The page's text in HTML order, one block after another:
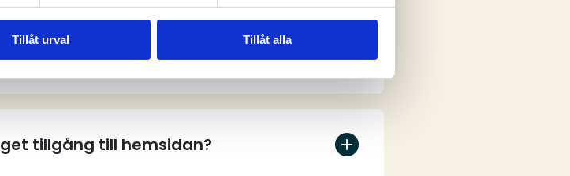
Tillåt urval Tillåt alla
tillgång till hemsidan?